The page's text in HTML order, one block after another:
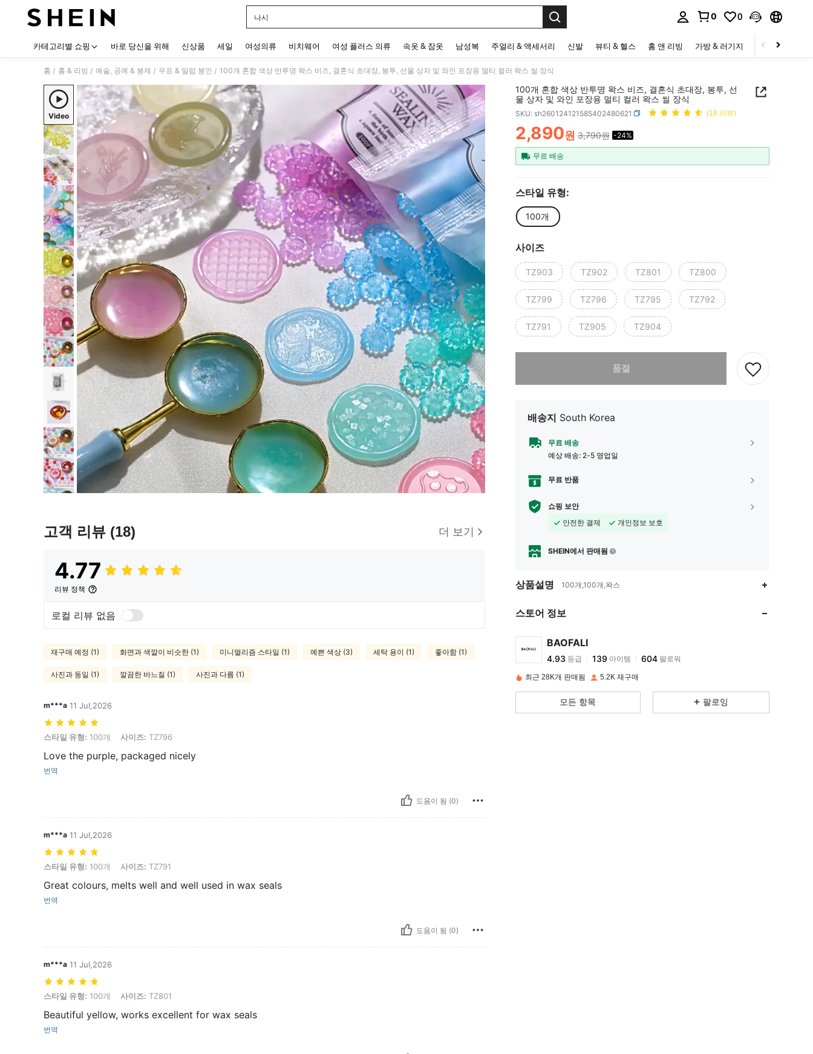
나시
0 0
카테고리별 쇼핑 바로 당신을 위해 신상품 세일 여성의류 비치웨어 여성 플러스 의류 속옷 & 잠옷 남성복 주얼리 & 액세서리 신발 뷰티 & 헬스 홈 앤 리빙 가방 & 러기지 스포츠 & 아웃
홈 / 홈 & 리빙 / 예술, 공예 & 봉제 / 우표 & 밀랍 봉인 / 100개 혼합 색상 반투명 왁스 비즈, 결혼식 초대장, 봉투, 선물 상자 및 와인 포장용 멀티 컬러 왁스 씰 장식
Video
고객 리뷰 (18) 더 보기
4.77
리뷰 정책
로컬 리뷰 없음
재구매 예정 (1) 화면과 색깔이 비슷한 (1) 미니멀리즘 스타일 (1) 예쁜 색상 (3) 세탁 용이 (1) 좋아함 (1)
사진과 동일 (1) 깔끔한 바느질 (1) 사진과 다름 (1)
m***a 11 Jul,2026
스타일 유형: 100개, 사이즈: TZ796
스타일 유형: 100개 사이즈: TZ796
Love the purple, packaged nicely
번역
도움이 됨 (0)
m***a 11 Jul,2026
스타일 유형: 100개, 사이즈: TZ791
스타일 유형: 100개 사이즈: TZ791
Great colours, melts well and well used in wax seals
번역
도움이 됨 (0)
m***a 11 Jul,2026
스타일 유형: 100개, 사이즈: TZ801
스타일 유형: 100개 사이즈: TZ801
Beautiful yellow, works excellent for wax seals
번역
100개 혼합 색상 반투명 왁스 비즈, 결혼식 초대장, 봉투, 선
물 상자 및 와인 포장용 멀티 컬러 왁스 씰 장식
SKU: sh260124121585402480621 (18 리뷰)
PRICE AND AVAILABILITY
2,890원 3,790원 -24%
무료 배송
스타일 유형:
100개
사이즈
TZ903 TZ902 TZ801 TZ800
TZ799 TZ796 TZ795 TZ792
TZ791 TZ905 TZ904
품절
배송지 South Korea
무료 배송
예상 배송: 2-5 영업일
무료 반품
쇼핑 보안
안전한 결제
개인정보 보호
SHEIN에서 판매됨
상품설명 100개,100개,왁스
스토어 정보
BAOFALI
4.93
4.93
h***6 이(가)하루 전에지불됨
최근 28K개 판매됨 5.2K 재구매
모든 항목 팔로잉